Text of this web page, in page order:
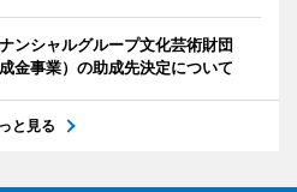
ンシャルグループ文化芸術財団
金事業）の助成先決定について
と見る